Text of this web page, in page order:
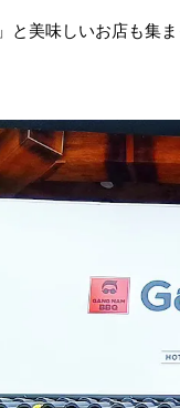
」と美味しいお店も集